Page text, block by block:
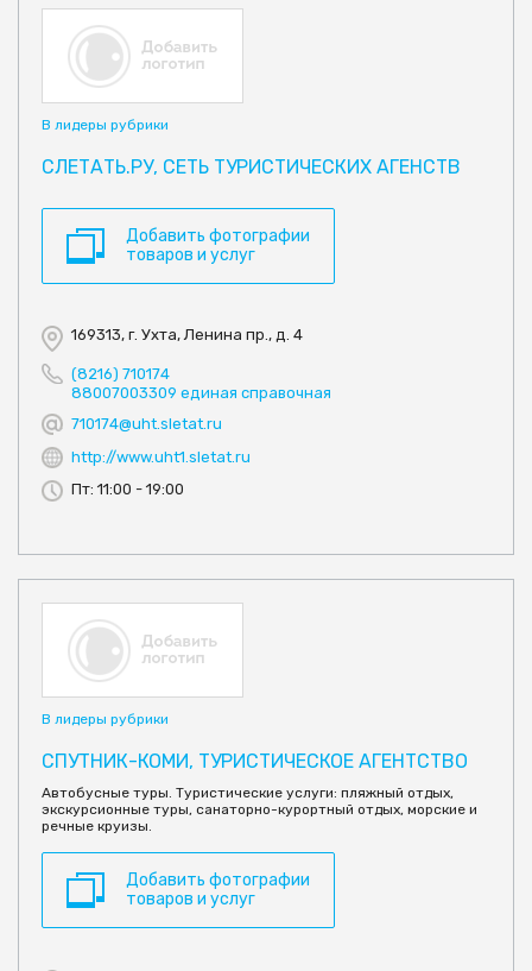
В лидеры рубрики
СЛЕТАТЬ.РУ, СЕТЬ ТУРИСТИЧЕСКИХ АГЕНСТВ
Добавить фотографии
товаров и услуг
169313, г. Ухта, Ленина пр., д. 4
(8216) 710174
88007003309 единая справочная
710174@uht.sletat.ru
http://www.uht1.sletat.ru
Пт: 11:00 - 19:00
В лидеры рубрики
СПУТНИК-КОМИ, ТУРИСТИЧЕСКОЕ АГЕНТСТВО
Автобусные туры. Туристические услуги: пляжный отдых,
экскурсионные туры, санаторно-курортный отдых, морские и
речные круизы.
Добавить фотографии
товаров и услуг